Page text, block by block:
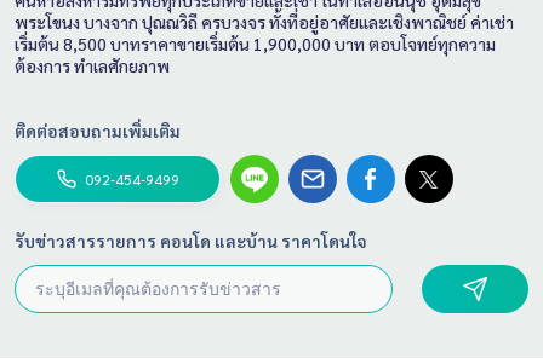
พระโขนง บางจาก ปุณณวิถี ครบวงจร ทั้งที่อยู่อาศัยและเชิงพาณิชย์ ค่าเช่า
เริ่มต้น 8,500 บาทราคาขายเริ่มต้น 1,900,000 บาท ตอบโจทย์ทุกความ
ต้องการ ทำเลศักยภาพ
ติดต่อสอบถามเพิ่มเติม
092-454-9499
รับข่าวสารรายการ คอนโด และบ้าน ราคาโดนใจ